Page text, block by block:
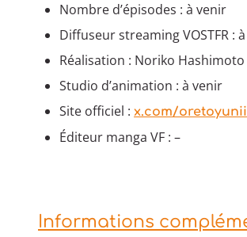
Nombre d’épisodes : à venir
Diffuseur streaming VOSTFR :
Réalisation : Noriko Hashimoto
Studio d’animation : à venir
Site officiel : x.com/oretoyunii
Éditeur manga VF : –
Informations